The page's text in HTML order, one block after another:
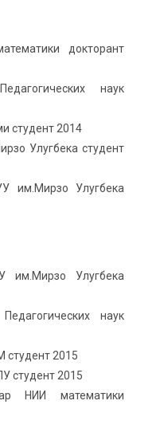
докторант
наук
студент 2014
Улугбека студент
им.Мирзо Улугбека
им.Мирзо Улугбека
наук
2015
студент 2015
НИИ математики